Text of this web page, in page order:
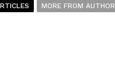
MORE FROM AUTHOR